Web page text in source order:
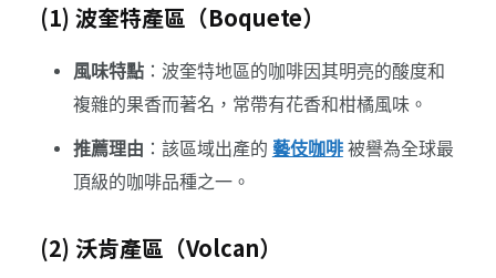
(1) 波奎特產區（Boquete）
風味特點：波奎特地區的咖啡因其明亮的酸度和
複雜的果香而著名，常帶有花香和柑橘風味。
推薦理由 ：該區域出產的 藝伎咖啡被譽為全球最
頂級的咖啡品種之一。
(2) 沃肯產區（Volcan）